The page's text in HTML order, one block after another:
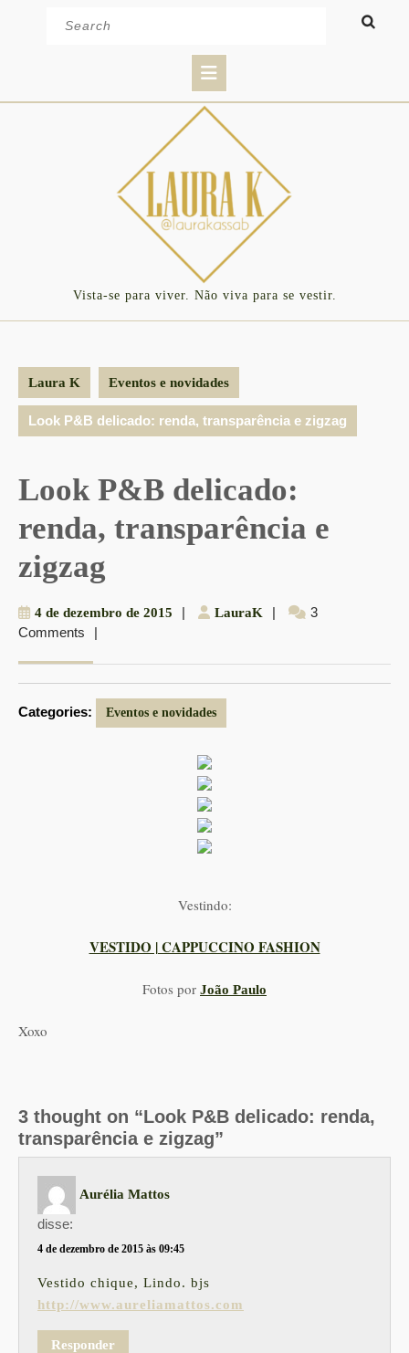
Button
Vista-se para viver. Não viva para se vestir.
Laura K Eventos e novidades
Look P&B delicado: renda, transparência e zigzag
Look P&B delicado:
renda, transparência e
zigzag
4 de dezembro de 2015 | LauraK LauraK
|
3
Comments
|
Categories: Eventos e novidades
Vestindo:
VESTIDO | CAPPUCCINO FASHION
Fotos por João Paulo
Xoxo
3 thought on “Look P&B delicado: renda,
transparência e zigzag”
Aurélia Mattos
disse:
4 de dezembro de 2015 às 09:45
Vestido chique, Lindo. bjs
http://www.aureliamattos.com
Responder